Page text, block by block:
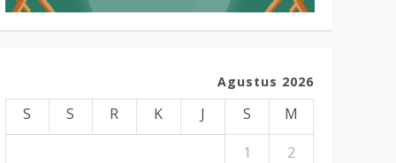
Agustus 2026
S S R K J S
M
1
2